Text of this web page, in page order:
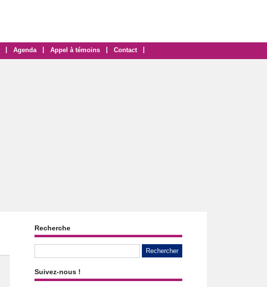
Agenda Appel à témoins Contact
Recherche
Suivez-nous !